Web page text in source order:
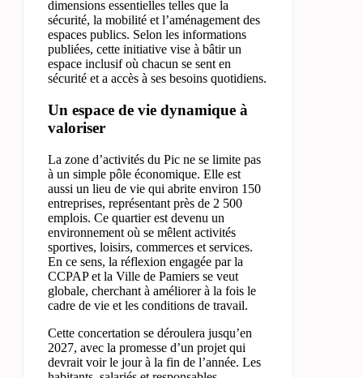
dimensions essentielles telles que la
sécurité, la mobilité et l’aménagement des
espaces publics. Selon les informations
publiées, cette initiative vise à bâtir un
espace inclusif où chacun se sent en
sécurité et a accès à ses besoins quotidiens.
Un espace de vie dynamique à
valoriser
La zone d’activités du Pic ne se limite pas
à un simple pôle économique. Elle est
aussi un lieu de vie qui abrite environ 150
entreprises, représentant près de 2 500
emplois. Ce quartier est devenu un
environnement où se mêlent activités
sportives, loisirs, commerces et services.
En ce sens, la réflexion engagée par la
CCPAP et la Ville de Pamiers se veut
globale, cherchant à améliorer à la fois le
cadre de vie et les conditions de travail.
Cette concertation se déroulera jusqu’en
2027, avec la promesse d’un projet qui
devrait voir le jour à la fin de l’année. Les